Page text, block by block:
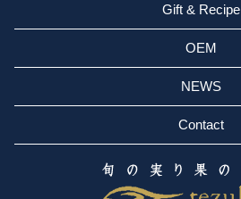
Gift & Recipe
OEM
NEWS
Contact